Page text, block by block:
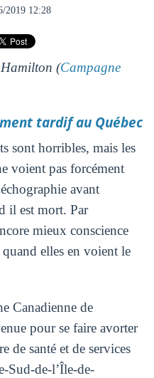
2019 12:28
(Campagne
tardif au Québec
sont horribles, mais les
voient pas forcément
avant
il est mort. Par
mieux conscience
elles en voient le
Canadienne de
pour se faire avorter
de santé et de services
Sud-de-l’Île-de-